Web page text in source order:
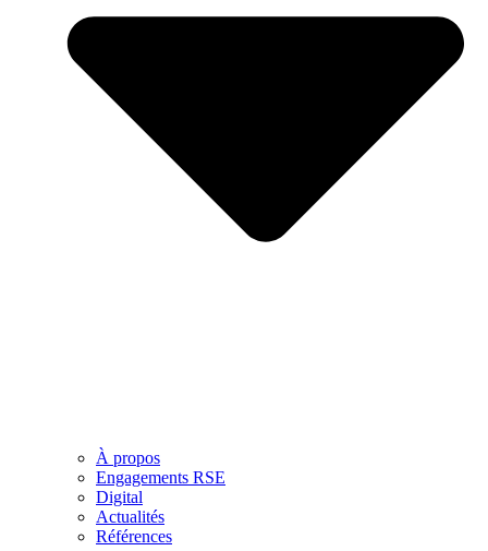
À propos
Engagements RSE
Digital
Actualités
Références